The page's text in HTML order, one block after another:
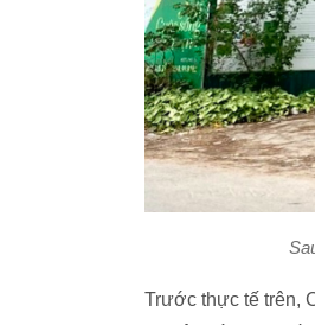
Trước thực tế trên,